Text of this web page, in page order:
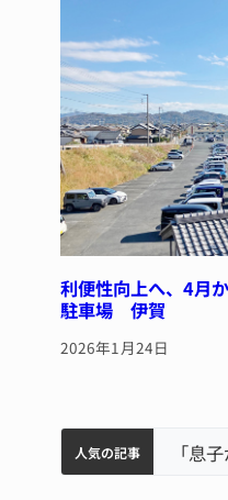
利便性向上へ、4月
駐車場 伊賀
2026年1月24日
人気の記事
名張市水道料金47％値上げへ 答申案、審議会で大筋まとまる
中学校の陶壁モニュメント 地元建設会社がボランティアで清掃 伊賀名張市立病院のDMAT、熊本地震の被災地へ 能登以来3回目の派遣